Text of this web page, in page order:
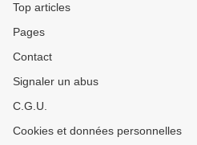
Top articles
Pages
Contact
Signaler un abus
C.G.U.
Cookies et données personnelles